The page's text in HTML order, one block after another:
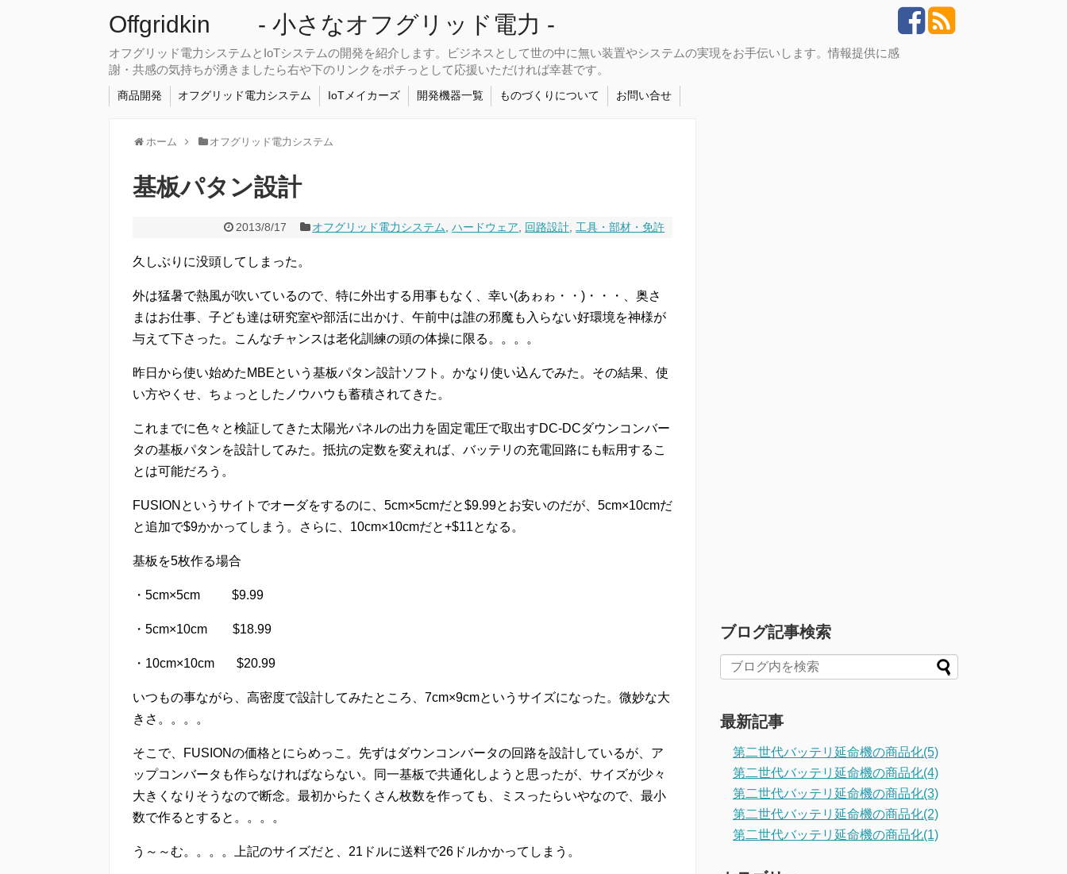
Offgridkin - 小さなオフグリッド電力 -
オフグリッド電力システムとIoTシステムの開発を紹介します。ビジネスとして世の中に無い装置やシステムの実現をお手伝いします。情報提供に感
謝・共感の気持ちが湧きましたら右や下のリンクをポチっとして応援いただければ幸甚です。
商品開発 オフグリッド電力システム IoTメイカーズ 開発機器一覧 ものづくりについて お問い合せ
ホーム オフグリッド電力システム
基板パタン設計
2013/8/17 オフグリッド電力システム,ハードウェア, 回路設計,工具・部材・免許
久しぶりに没頭してしまった。
外は猛暑で熱風が吹いているので、特に外出する用事もなく、幸い(あゎゎ・・)・・・、奥さ
まはお仕事、子ども達は研究室や部活に出かけ、午前中は誰の邪魔も入らない好環境を神様が
与えて下さった。こんなチャンスは老化訓練の頭の体操に限る。。。。
昨日から使い始めたMBEという基板パタン設計ソフト。かなり使い込んでみた。その結果、使
い方やくせ、ちょっとしたノウハウも蓄積されてきた。
これまでに色々と検証してきた太陽光パネルの出力を固定電圧で取出すDC-DCダウンコンバー
タの基板パタンを設計してみた。抵抗の定数を変えれば、バッテリの充電回路にも転用するこ
とは可能だろう。
FUSIONというサイトでオーダをするのに、5cm×5cmだと$9.99とお安いのだが、5cm×10cmだ
と追加で$9かかってしまう。さらに、10cm×10cmだと+$11となる。
基板を5枚作る場合
・5cm×5cm $9.99
・5cm×10cm $18.99
・10cm×10cm $20.99
いつもの事ながら、高密度で設計してみたところ、7cm×9cmというサイズになった。微妙な大
きさ。。。。
そこで、FUSIONの価格とにらめっこ。先ずはダウンコンバータの回路を設計しているが、ア
ップコンバータも作らなければならない。同一基板で共通化しようと思ったが、サイズが少々
大きくなりそうなので断念。最初からたくさん枚数を作っても、ミスったらいやなので、最小
数で作るとすると。。。。
う～～む。。。。上記のサイズだと、21ドルに送料で26ドルかかってしまう。
ブログ記事検索
最新記事
第二世代バッテリ延命機の商品化(5)
第二世代バッテリ延命機の商品化(4)
第二世代バッテリ延命機の商品化(3)
第二世代バッテリ延命機の商品化(2)
第二世代バッテリ延命機の商品化(1)